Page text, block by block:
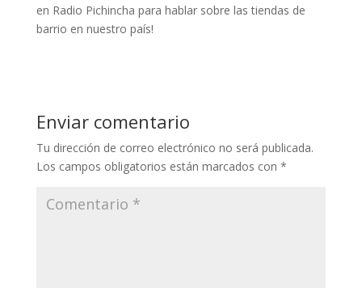
en Radio Pichincha para hablar sobre las tiendas de
barrio en nuestro país!
Enviar comentario
Tu dirección de correo electrónico no será publicada.
Los campos obligatorios están marcados con *